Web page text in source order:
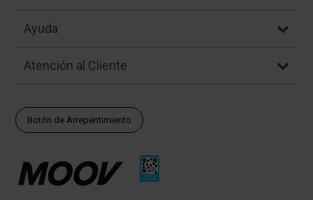
Ayuda
Atención al Cliente
Botón de Arrepentimiento